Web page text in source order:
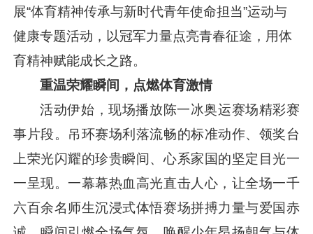
展“体育精神传承与新时代青年使命担当”运动与
健康专题活动，以冠军力量点亮青春征途，用体
育精神赋能成长之路。
重温荣耀瞬间，点燃体育激情
活动伊始，现场播放陈一冰奥运赛场精彩赛
事片段。吊环赛场利落流畅的标准动作、领奖台
上荣光闪耀的珍贵瞬间、心系家国的坚定目光一
一呈现。一幕幕热血高光直击人心，让全场一千
六百余名师生沉浸式体悟赛场拼搏力量与爱国赤